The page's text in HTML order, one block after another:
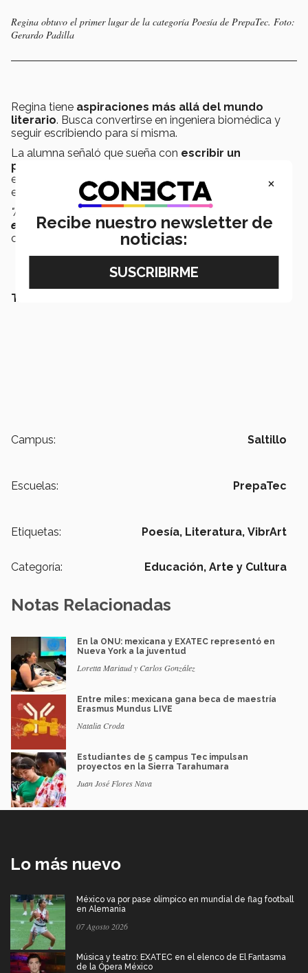
Regina obtuvo el primer lugar de la categoría Poesía de PrepaTec. Foto:
Gerardo Padilla
Regina tiene aspiraciones más allá del mundo
literario. Busca convertirse en ingeniera biomédica y
seguir escribiendo para sí misma.
La alumna señaló que sueña con escribir un
poemario que refleje su vida adolescente
esperanza de que, en el futuro, alguien más pueda
encontrar
conexión en sus palabras .
"Aunque sientas que no lo haces bien, hazlo.
embellece la viday sale natural al final del día"
concluyó.
TAMBIÉN PODRÍA INTERESARTE:
Campus: Saltillo
Escuelas: PrepaTec
Etiquetas: Poesía, Literatura, VibrArt
Categoría: Educación, Arte y Cultura
Notas Relacionadas
En la ONU: mexicana y EXATEC representó en
Nueva York a la juventud
Loretta Mariaud y Carlos González
Entre miles: mexicana gana beca de maestría
Erasmus Mundus LIVE
Natalia Croda
Estudiantes de 5 campus Tec impulsan
proyectos en la Sierra Tarahumara
Juan José Flores Nava
Lo más nuevo
México va por pase olímpico en mundial de flag football
en Alemania
07 Agosto 2026
Música y teatro: EXATEC en el elenco de El Fantasma
de la Ópera México
×
Recibe nuestro newsletter de
noticias: